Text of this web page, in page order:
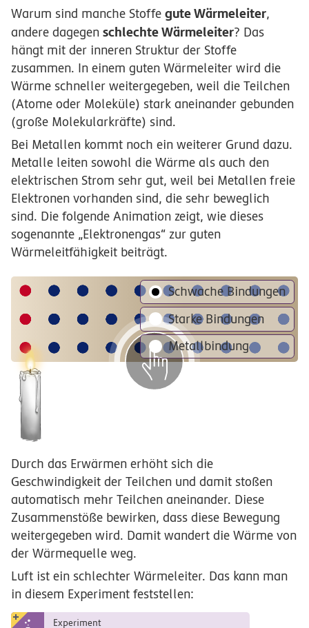
Warum sind manche Stoffe gute Wärmeleiter,
andere dagegen schlechte Wärmeleiter? Das
hängt mit der inneren Struktur der Stoffe
zusammen. In einem guten Wärmeleiter wird die
Wärme schneller weitergegeben, weil die Teilchen
(Atome oder Moleküle) stark aneinander gebunden
(große Molekularkräfte) sind.
Bei Metallen kommt noch ein weiterer Grund dazu.
Metalle leiten sowohl die Wärme als auch den
elektrischen Strom sehr gut, weil bei Metallen freie
Elektronen vorhanden sind, die sehr beweglich
sind. Die folgende Animation zeigt, wie dieses
sogenannte „Elektronengas“ zur guten
Wärmeleitfähigkeit beiträgt.
Schwache Bindungen
Starke Bindungen
Metallbindung
Durch das Erwärmen erhöht sich die
Geschwindigkeit der Teilchen und damit stoßen
automatisch mehr Teilchen aneinander. Diese
Zusammenstöße bewirken, dass diese Bewegung
weitergegeben wird. Damit wandert die Wärme von
der Wärmequelle weg.
Luft ist ein schlechter Wärmeleiter. Das kann man
in diesem Experiment feststellen:
Experiment